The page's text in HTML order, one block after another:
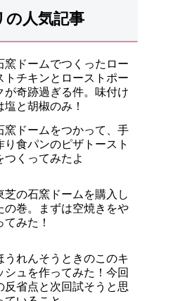
の人気記事
窯ドームでつくったロー
トチキンとローストポー
が奇跡過ぎる件。味付け
塩と胡椒のみ！
窯ドームをつかって、手
り食パンのピザトースト
つくってみたよ
芝の石窯ドームを購入し
の巻。まずは空焼きをや
てみた！
うれんそうときのこのキ
シュを作ってみた！今回
反省点と次回試そうと思